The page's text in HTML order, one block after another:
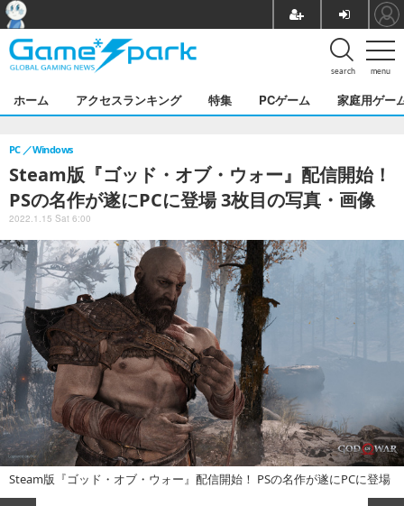
menu
search
ホーム アクセスランキング 特集 PCゲーム 家庭用ゲー
Steam版『ゴッド・オブ・ウォー』配信開始！
PSの名作が遂にPCに登場 3枚目の写真・画像
PC Windows
2022.1.15 Sat 6:00
Steam版『ゴッド・オブ・ウォー』配信開始！ PSの名作が遂にPCに登場